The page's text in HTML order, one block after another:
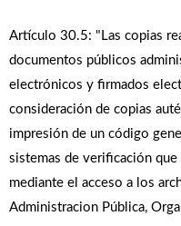
Artículo 30.5: "Las copias
documentos públicos
electrónicos y firmados
consideración de copias
impresión de un código
sistemas de verificación
mediante el acceso a los
Administracion Pública,